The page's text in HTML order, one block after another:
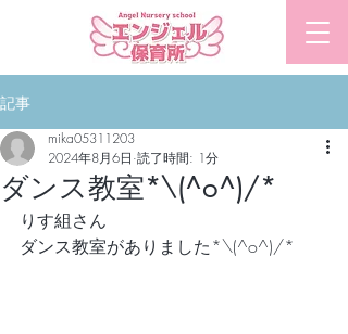
​エンジェル保育所
記事
ダンス教室*\(^o^)/*
mika05311203
2024年8月6日 読了時間: 1分
りす組さん
ダンス教室がありました*\(^o^)/*